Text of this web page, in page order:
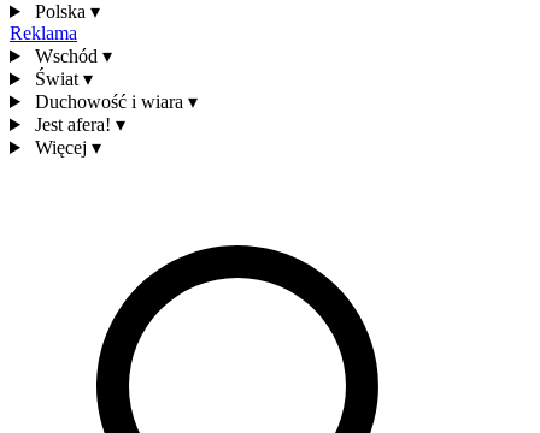
Polska ▾
Reklama
Wschód ▾
Świat ▾
Duchowość i wiara ▾
Jest afera! ▾
Więcej ▾